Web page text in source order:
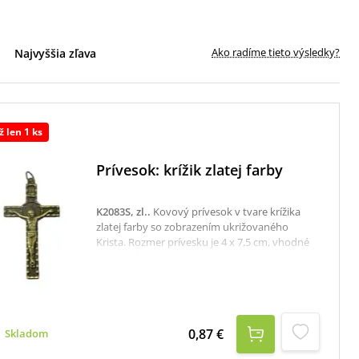
Najvyššia zľava Ako radíme tieto výsledky?
len 1 ks
Prívesok: krížik zlatej farby
K2083S, zl.. Kovový prívesok v tvare krížika
zlatej farby so zobrazením ukrižovaného
Krista. Rozmer prívesku je 4 x 7,5 cm, vhodné
Skladom 0,87 €